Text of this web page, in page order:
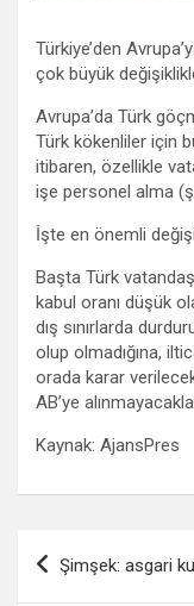
Türkiye’den
çok büyük
Avrupa’da Türk
Türk kökenliler için
itibaren, özellikle
işe personel alma
İşte en önemli
Başta Türk
kabul oranı düşük
dış sınırlarda
olup olmadığına,
orada karar
AB’ye
Kaynak: AjansPres
Yazı
gezinmesi
Şimşek: asgari